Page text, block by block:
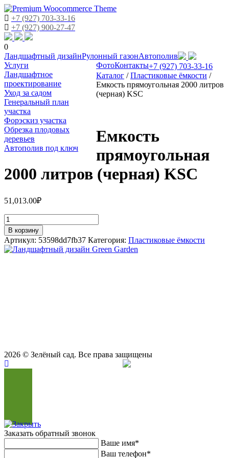
+7 (927) 703-33-16
+7 (927) 900-27-47
0
Skip
to
content
Ландшафтный дизайнРулонный газонАвтополив
Услуги
Ландшафтное
проектирование
Уход за садом
Генеральный план
участка
Форэскиз участка
Обрезка плодовых
деревьев
Автополив под ключ
ФотоКонтакты+7 (927) 703-33-16
Каталог /Пластиковые ёмкости /
Емкость прямоугольная 2000 литров
(черная) KSC
Емкость
прямоугольная
2000 литров (черная) KSC
51,013.00₽
Количество
Емкость
прямоугольная
2000
литров
В корзину
Артикул: 53598dd7fb37 Категория: Пластиковые ёмкости
2026 © Зелёный сад. Все права защищены
Заказать обратный звонок
Ваше имя*
Ваш телефон*